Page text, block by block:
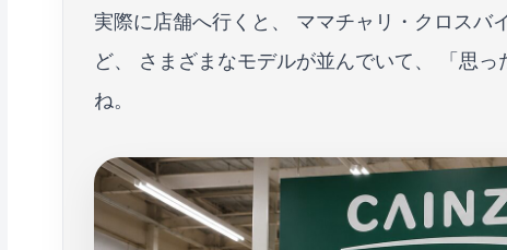
実際に店舗へ行くと、 ママチャリ・クロスバ
ど、 さまざまなモデルが並んでいて、 「思
ね。